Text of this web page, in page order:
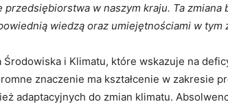
w naszym kraju. Ta zmiana
wiedzą oraz umiejętnościami w tym
i Klimatu, które wskazuje na
znaczenie ma kształcenie w zakresie
adaptacyjnych do zmian klimatu.